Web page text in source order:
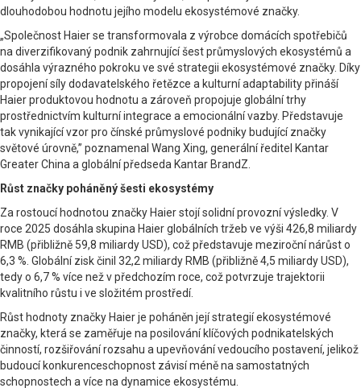
dlouhodobou hodnotu jejího modelu ekosystémové značky.
„Společnost Haier se transformovala z výrobce domácích spotřebičů
na diverzifikovaný podnik zahrnující šest průmyslových ekosystémů a
dosáhla výrazného pokroku ve své strategii ekosystémové značky. Díky
propojení síly dodavatelského řetězce a kulturní adaptability přináší
Haier produktovou hodnotu a zároveň propojuje globální trhy
prostřednictvím kulturní integrace a emocionální vazby. Představuje
tak vynikající vzor pro čínské průmyslové podniky budující značky
světové úrovně,” poznamenal Wang Xing, generální ředitel Kantar
Greater China a globální předseda Kantar BrandZ.
Růst značky poháněný šesti ekosystémy
Za rostoucí hodnotou značky Haier stojí solidní provozní výsledky. V
roce 2025 dosáhla skupina Haier globálních tržeb ve výši 426,8 miliardy
RMB (přibližně 59,8 miliardy USD), což představuje meziroční nárůst o
6,3 %. Globální zisk činil 32,2 miliardy RMB (přibližně 4,5 miliardy USD),
tedy o 6,7 % více než v předchozím roce, což potvrzuje trajektorii
kvalitního růstu i ve složitém prostředí.
Růst hodnoty značky Haier je poháněn její strategií ekosystémové
značky, která se zaměřuje na posilování klíčových podnikatelských
činností, rozšiřování rozsahu a upevňování vedoucího postavení, jelikož
budoucí konkurenceschopnost závisí méně na samostatných
schopnostech a více na dynamice ekosystému.